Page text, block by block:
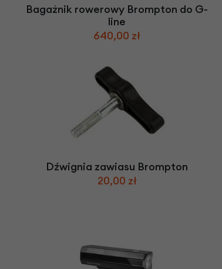
Bagażnik rowerowy Brompton do G-
line
640,00 zł
Dźwignia zawiasu Brompton
20,00 zł